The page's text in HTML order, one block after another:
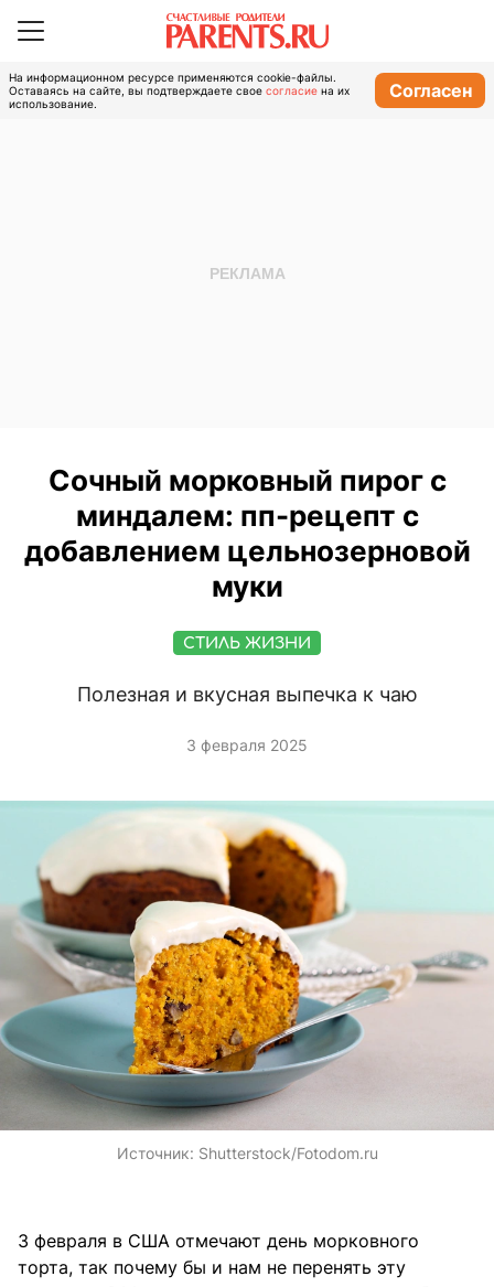
На информационном ресурсе применяются cookie-файлы.
Оставаясь на сайте, вы подтверждаете свое согласие на их
использование.
Согласен
Сочный морковный пирог с
миндалем: пп-рецепт с
добавлением цельнозерновой
муки
СТИЛЬ ЖИЗНИ
Полезная и вкусная выпечка к чаю
3 февраля 2025
Источник: Shutterstock/Fotodom.ru
3 февраля в США отмечают день морковного
торта, так почему бы и нам не перенять эту